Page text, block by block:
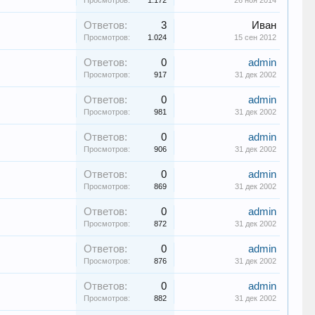
Ответов: 3
Просмотров: 1.024
Иван
15 сен 2012
Ответов: 0
Просмотров: 917
admin
31 дек 2002
Ответов: 0
Просмотров: 981
admin
31 дек 2002
Ответов: 0
Просмотров: 906
admin
31 дек 2002
Ответов: 0
Просмотров: 869
admin
31 дек 2002
Ответов: 0
Просмотров: 872
admin
31 дек 2002
Ответов: 0
Просмотров: 876
admin
31 дек 2002
Ответов: 0
Просмотров: 882
admin
31 дек 2002